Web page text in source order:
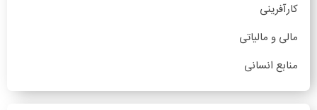
کارآفرینی
مالی و مالیاتی
منابع انسانی